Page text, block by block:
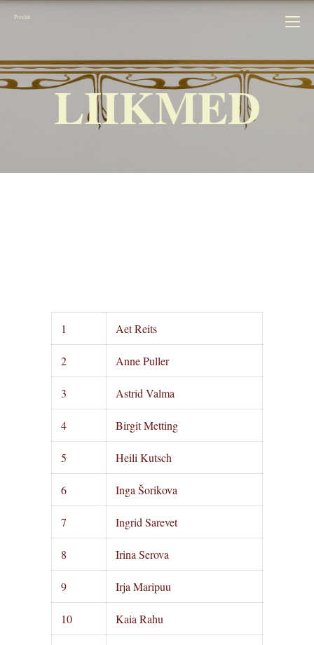
Pereliit
LIIKMED
1 Aet Reits
2 Anne Puller
3 Astrid Valma
4 Birgit Metting
5 Heili Kutsch
6 Inga Šorikova
7 Ingrid Sarevet
8 Irina Serova
9 Irja Maripuu
10 Kaia Rahu